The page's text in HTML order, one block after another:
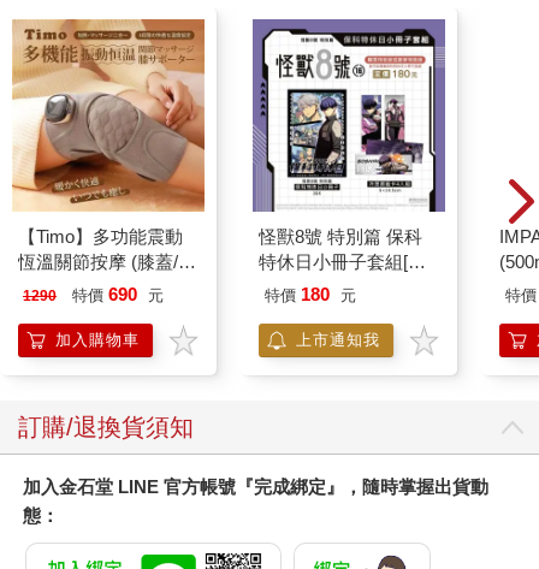
大部分為輕症或無症狀，但約有四成的確診者在痊癒後仍受後遺
症之苦。新冠肺炎後遺症被西方媒體冠以long covid的稱號，代表
後遺症復原是一條漫長、艱苦的恢復之路（long-haul），有人將
其翻譯為「長新冠」。我不喜歡這個名詞，這long有多長？有一
種新冠肺炎漫長而永無結束之日的感覺，我還是願意用「冠後」
來稱呼新冠肺炎後遺症。
據統計，後遺症林林總總有兩百多種，常見的也有三十多種。這
些後遺症遍及全身，造成器官組織受損，影響日常生活品質。例
如有人失眠、睡不著，有人咳嗽不止，甚至有喘有痰等呼吸道問
題；還有人出現「腦霧」（brain fog）現象，也有注意力不集
中、記憶變差、反應遲鈍、憂鬱、焦慮、倦怠等症狀；還有人腸
身痠痛、掉髮盜汗等症狀，可說是全身上下都受影響。
為何會發生這種情況？根據我的經驗及臨床觀察，最大的差異在
於每個人的「正氣」。正氣來自本身的體質和施打疫苗。施打疫
苗可增加對病毒的抵抗力，算是增強正氣。正氣充足的人，防疫
和自癒力強，不容易被傳染，被傳染後也多為輕症，症狀輕微，
兩三天恢復正常，後遺症也少。而正氣不足的人，不但容易被傳
染，確診後症狀嚴重，要花比較多天恢復，而且多有後遺症。
【Timo】多功能震動
恆溫關節按摩 (膝蓋/
肩/手肘通用) 無線充電
膝熱敷 【單入組】
1290 特價 690 元
加入購物車
怪獸8號 特別篇 保科
特休日小冊子套組[限
加購]
特價 180 元
上市通知我
特價
訂購/退換貨須知
加入金石堂 LINE 官方帳號『完成綁定』，隨時掌握出貨動
態：